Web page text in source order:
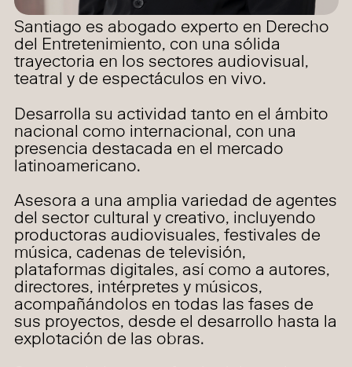
Santiago es abogado experto en Derecho
del Entretenimiento, con una sólida
trayectoria en los sectores audiovisual,
teatral y de espectáculos en vivo.
Desarrolla su actividad tanto en el ámbito
nacional como internacional, con una
presencia destacada en el mercado
latinoamericano.
Asesora a una amplia variedad de agentes
del sector cultural y creativo, incluyendo
productoras audiovisuales, festivales de
música, cadenas de televisión,
plataformas digitales, así como a autores,
directores, intérpretes y músicos,
acompañándolos en todas las fases de
sus proyectos, desde el desarrollo hasta la
explotación de las obras.